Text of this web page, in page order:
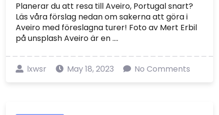
Planerar du att resa till Aveiro, Portugal snart?
Läs våra förslag nedan om sakerna att göra i
Aveiro med föreslagna turer! Foto av Mert Erbil
på unsplash Aveiro är en ....
lxwsr May 18, 2023 No Comments